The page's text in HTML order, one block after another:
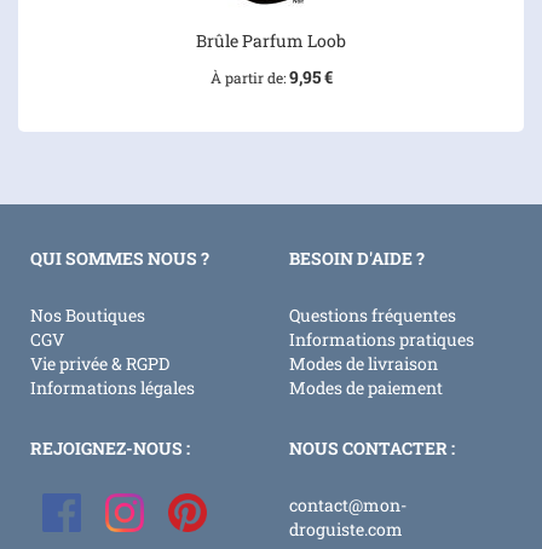
Brûle Parfum Loob
À partir de 9,95 €
QUI SOMMES NOUS ?
Nos Boutiques
CGV
Vie privée & RGPD
Informations légales
BESOIN D'AIDE ?
Questions fréquentes
Informations pratiques
Modes de livraison
Modes de paiement
REJOIGNEZ-NOUS : NOUS CONTACTER :
contact@mon-
droguiste.com